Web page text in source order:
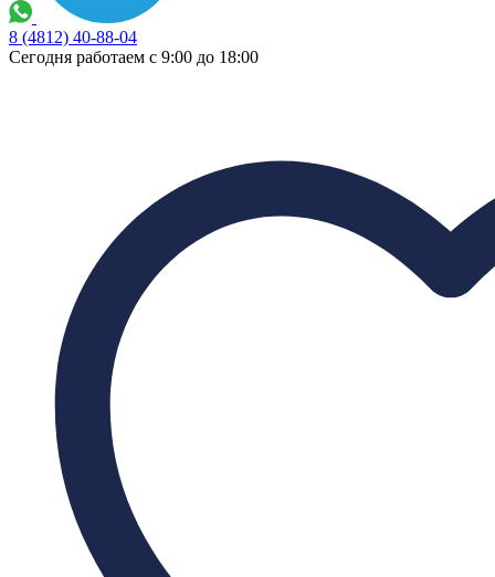
8 (4812) 40-88-04
Сегодня работаем с 9:00 до 18:00